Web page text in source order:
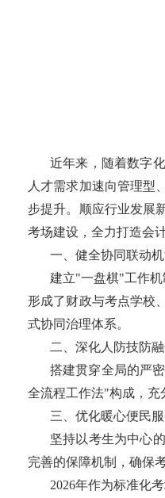
近年来，随着数字
人才需求加速向管理型
步提升。顺应行业发展
考场建设，全力打造会
一、健全协同联动
建立"一盘棋"工作
形成了财政与考点学校
式协同治理体系。
二、深化人防技防
搭建贯穿全局的严
全流程工作法"构成，充
三、优化暖心便民
坚持以考生为中心
完善的保障机制，确保
2026年作为标准化